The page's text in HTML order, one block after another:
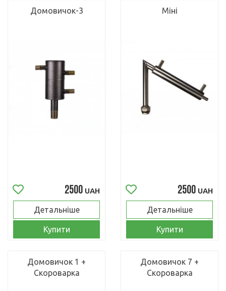
Домовичок-3
2500 UAH
Детальніше
Купити
Міні
2500 UAH
Детальніше
Купити
Домовичок 1 +
Скороварка
Домовичок 7 +
Скороварка